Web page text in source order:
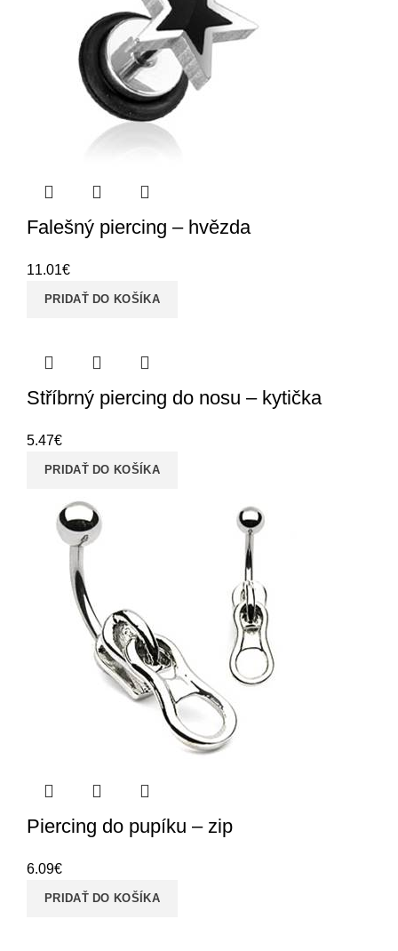
Falešný piercing – hvězda
11.01€
PRIDAŤ DO KOŠÍKA
Stříbrný piercing do nosu – kytička
5.47€
PRIDAŤ DO KOŠÍKA
Piercing do pupíku – zip
6.09€
PRIDAŤ DO KOŠÍKA